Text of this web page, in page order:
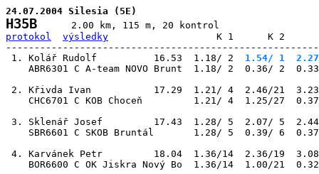
24.07.2004 Silesia (5E)
H35B
protokol
výsledky
K 1      K 2
1. Kolář Rudolf          16.53  1.18/ 2
  1.54/ 1
ABR6301 C A-team NOVO Brunt  1.18/ 2  0.36/ 2
2. Křivda Ivan           17.29  1.21/ 4  2.46/21
CHC6701 C KOB Choceň         1.21/ 4  1.25/27
3. Sklenář Josef         17.43  1.28/ 5  2.07/ 5
SBR6601 C SKOB Bruntál       1.28/ 5  0.39/ 6
4. Karvánek Petr         18.04  1.36/14  2.36/19
BOR6600 C OK Jiskra Nový Bo  1.36/14  1.00/21